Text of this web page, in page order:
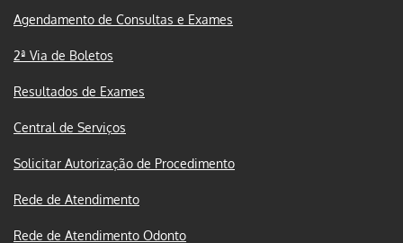
Agendamento de Consultas e Exames
2ª Via de Boletos
Resultados de Exames
Central de Serviços
Solicitar Autorização de Procedimento
Rede de Atendimento
Rede de Atendimento Odonto